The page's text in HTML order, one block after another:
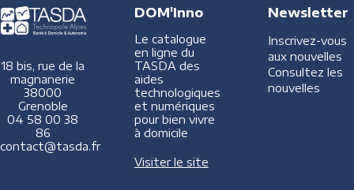
18 bis, rue de la
magnanerie
38000
Grenoble
04 58 00 38
86
contact@tasda.fr
DOM'Inno
Le catalogue
en ligne du
TASDA des
aides
technologiques
et numériques
pour bien vivre
à domicile
Visiter le site
Newsletter
Inscrivez-vous
aux nouvelles
Consultez les
nouvelles